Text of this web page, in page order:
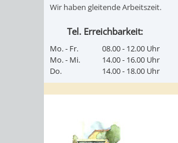
Wir haben gleitende Arbeitszeit.
Tel. Erreichbarkeit:
Mo. - Fr.
08.00 - 12.00 Uhr
Mo. - Mi.
14.00 - 16.00 Uhr
Do.
14.00 - 18.00 Uhr